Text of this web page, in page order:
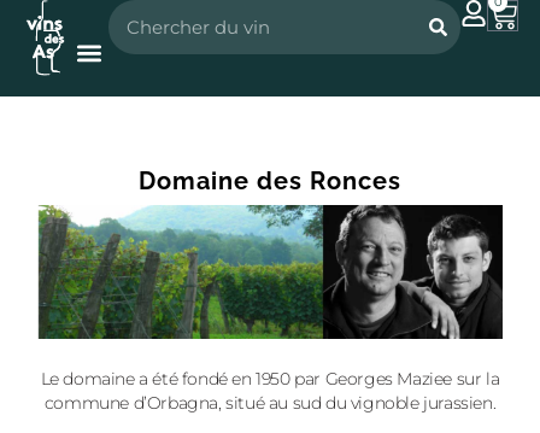
Domaine des Ronces
Le domaine a été fondé en 1950 par Georges Maziee sur la
commune d’Orbagna, situé au sud du vignoble jurassien.